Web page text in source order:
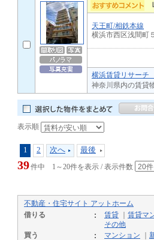
天王町/相鉄本線
横浜市西区浅間町
横浜賃貸リサーチ
神奈川県内の賃貸
表示順
1 2 次へ 最後
39件中 1～20件を表示 / 表示件数
不動産・住宅サイト アットホーム
借りる
賃貸
賃貸マ
その他
買う
マンション